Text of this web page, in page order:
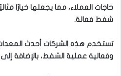
حاجات العملاء، مما يجعلها خيارًا
شفط فعالة.
تستخدم هذه الشركات أحدث المعدات
وفعالية عملية الشفط، بالإضافة